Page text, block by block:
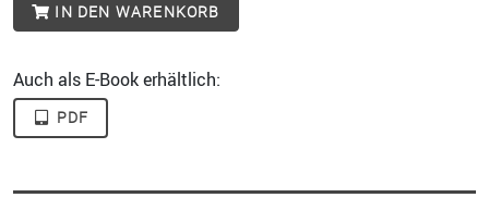
IN DEN WARENKORB
Auch als E-Book erhältlich:
PDF